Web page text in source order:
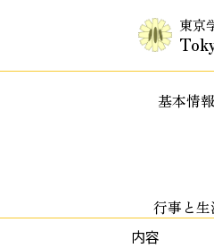
東京
基本情報
行事と
内容